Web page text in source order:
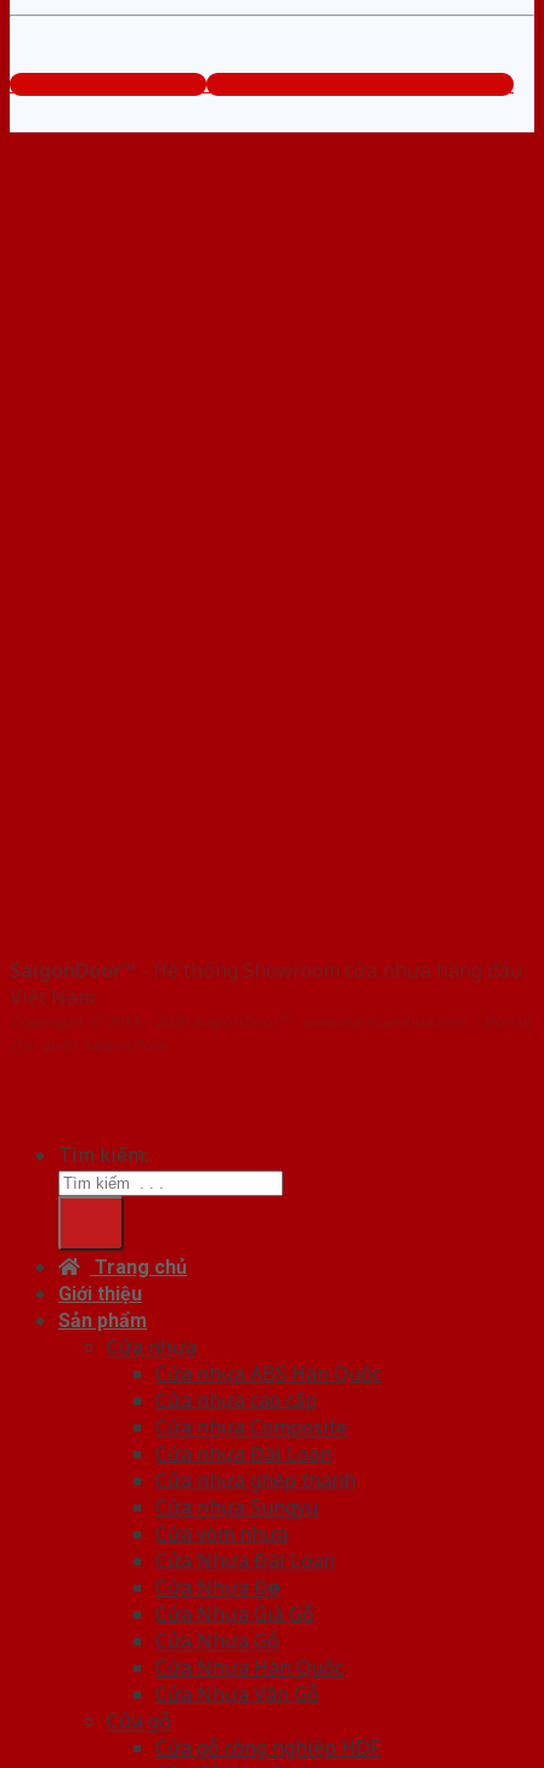
www.cuanhuagiago.com Tổng đài tư vấn miễn phí: 0824.400.400
SaigonDoor™ - Hệ thống Showroom cửa nhựa hàng đầu
Việt Nam
Copyright ⓒ 2016 – 2026 SaigonDoor™ - www.bancuanhua.com | Đơn vị
chủ quản SaigonDoor
Tìm kiếm:
Trang chủ
Giới thiệu
Sản phẩm
Cửa nhựa
Cửa nhựa ABS Hàn Quốc
Cửa nhựa cao cấp
Cửa nhựa Composite
Cửa nhựa Đài Loan
Cửa nhựa ghép thanh
Cửa nhựa Sungyu
Cửa vòm nhựa
Cửa Nhựa Đài Loan
Cửa Nhựa Đẹp
Cửa Nhựa Giả Gỗ
Cửa Nhựa Gỗ
Cửa Nhựa Hàn Quốc
Cửa Nhựa Vân Gỗ
Cửa gỗ
Cửa gỗ công nghiệp HDF